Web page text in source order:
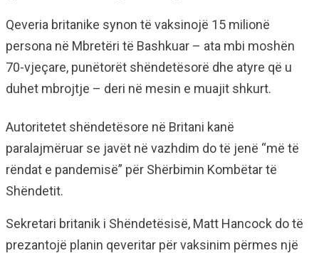
Qeveria britanike synon të vaksinojë 15 milionë
persona në Mbretëri të Bashkuar – ata mbi moshën
70-vjeçare, punëtorët shëndetësorë dhe atyre që u
duhet mbrojtje – deri në mesin e muajit shkurt.
Autoritetet shëndetësore në Britani kanë
paralajmëruar se javët në vazhdim do të jenë “më të
rëndat e pandemisë” për Shërbimin Kombëtar të
Shëndetit.
Sekretari britanik i Shëndetësisë, Matt Hancock do të
prezantojë planin qeveritar për vaksinim përmes një